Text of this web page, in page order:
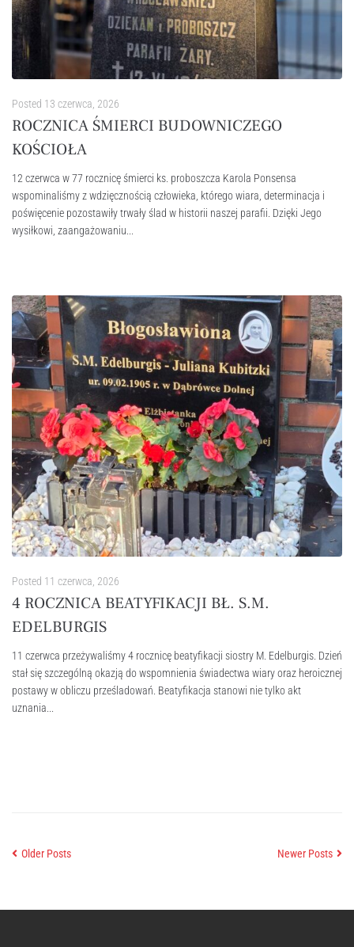
Posted 13 czerwca, 2026
ROCZNICA ŚMIERCI BUDOWNICZEGO
KOŚCIOŁA
12 czerwca w 77 rocznicę śmierci ks. proboszcza Karola Ponsensa
wspominaliśmy z wdzięcznością człowieka, którego wiara, determinacja i
poświęcenie pozostawiły trwały ślad w historii naszej parafii. Dzięki Jego
wysiłkowi, zaangażowaniu...
Posted 11 czerwca, 2026
4 ROCZNICA BEATYFIKACJI BŁ. S.M.
EDELBURGIS
11 czerwca przeżywaliśmy 4 rocznicę beatyfikacji siostry M. Edelburgis. Dzień
stał się szczególną okazją do wspomnienia świadectwa wiary oraz heroicznej
postawy w obliczu prześladowań. Beatyfikacja stanowi nie tylko akt
uznania...
Older Posts Newer Posts